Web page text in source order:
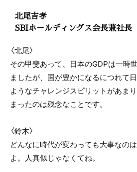
北尾吉孝
SBIホールディングス会長兼社長
〈北尾〉
その甲斐あって、日本のGDPは一時
ましたが、国が豊かになるにつれて
ようなチャレンジスピリットがあま
まったのは残念なことです。
〈鈴木〉
どんなに時代が変わっても大事なの
よ。人真似じゃなくてね。